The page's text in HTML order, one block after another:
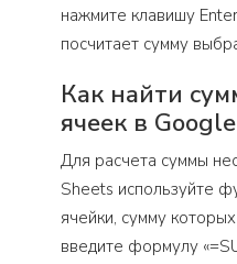
нажмите клавишу
посчитает сумму
Как найти
ячеек в
Для расчета суммы
Sheets используйте
ячейки, сумму
введите формулу